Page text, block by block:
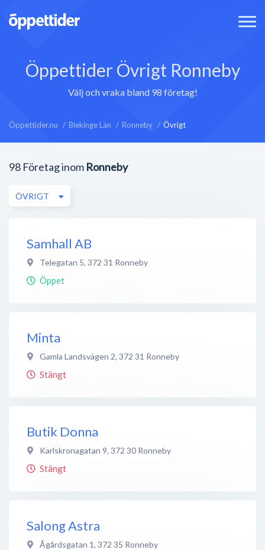
Öppettider Övrigt Ronneby
Välj och vraka bland 98 företag!
Öppettider.nu Blekinge Län Ronneby Övrigt
98 Företag inom Ronneby
ÖVRIGT
Samhall AB
Telegatan 5, 372 31 Ronneby
Öppet
Minta
Gamla Landsvägen 2, 372 31 Ronneby
Stängt
Butik Donna
Karlskronagatan 9, 372 30 Ronneby
Stängt
Salong Astra
Ågårdsgatan 1, 372 35 Ronneby